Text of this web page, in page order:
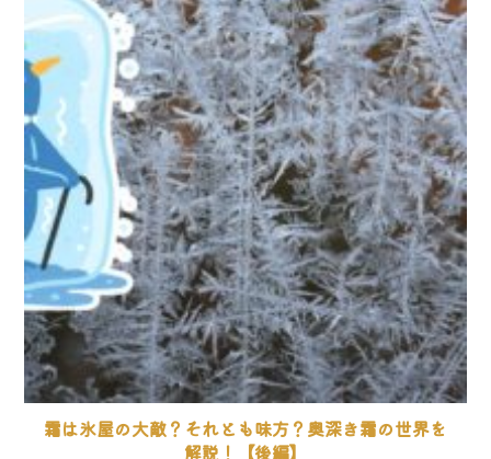
霜は氷屋の大敵？それとも味方？奥深き霜の世界を
解説！【後編】